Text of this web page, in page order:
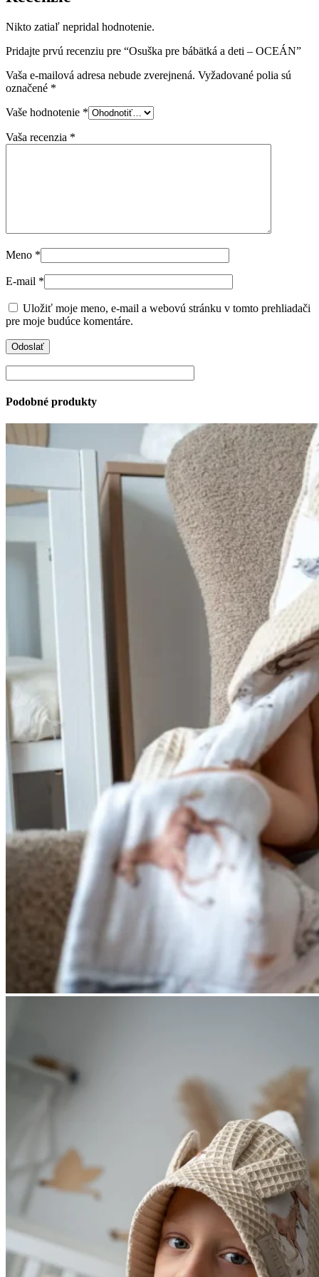
Nikto zatiaľ nepridal hodnotenie.
Pridajte prvú recenziu pre “Osuška pre bábätká a deti – OCEÁN”
Vaša e-mailová adresa nebude zverejnená. Vyžadované polia sú
označené *
Vaše hodnotenie *
Vaša recenzia *
Meno *
E-mail *
Uložiť moje meno, e-mail a webovú stránku v tomto prehliadači
pre moje budúce komentáre.
Podobné produkty